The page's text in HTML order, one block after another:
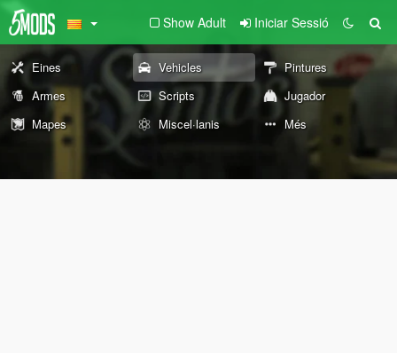
Show Adult Iniciar Sessió
Eines Vehicles
Pintures
Armes
Scripts
Jugador
Mapes
Miscel·lanis Més